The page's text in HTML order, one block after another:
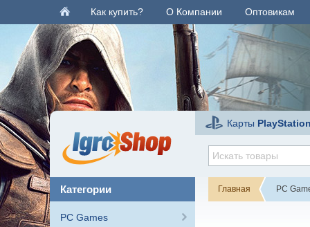
Как купить? О Компании Оптовикам
Карты
категории
PC Games
Главная PC